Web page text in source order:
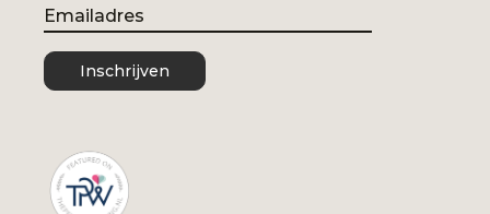
Email
Inschrijven